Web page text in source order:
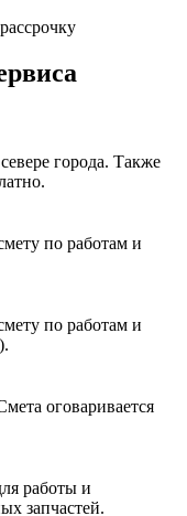
города. Также
по работам и
по работам и
оговаривается
работы и
запчастей.